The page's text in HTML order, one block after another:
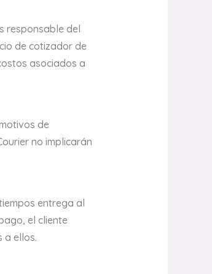
responsable del
de cotizador de
asociados a
de
no implicarán
entrega al
el cliente
a ellos.